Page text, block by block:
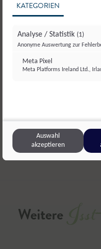
beifügen.
Dieses Rezept
Weitere
KATEGORIEN
Analyse / Statistik (1)
Anonyme Auswertung zur
Meta Pixel
Meta Platforms Ireland Ltd.,
Auswahl
akzeptieren